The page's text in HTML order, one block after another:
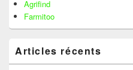
Agrifind
Farmitoo
Articles récents